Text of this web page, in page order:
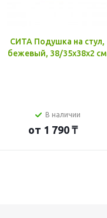
СИТА Подушка на стул,
бежевый, 38/35x38x2 см
В наличии
от 1 790 ₸